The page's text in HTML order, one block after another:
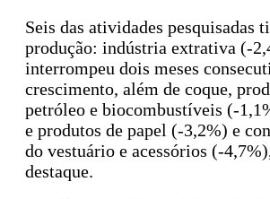
Seis das atividades pesquisadas
produção: indústria extrativa (-
interrompeu dois meses
crescimento, além de coque,
petróleo e biocombustíveis (-
e produtos de papel (-3,2%) e
do vestuário e acessórios (-
destaque.